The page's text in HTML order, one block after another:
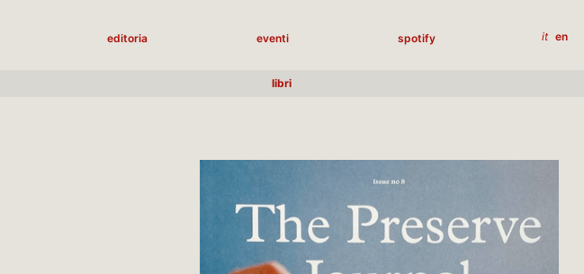
editoria eventi spotify it en
libri